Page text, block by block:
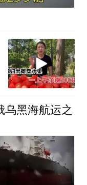
乌黑海航运之